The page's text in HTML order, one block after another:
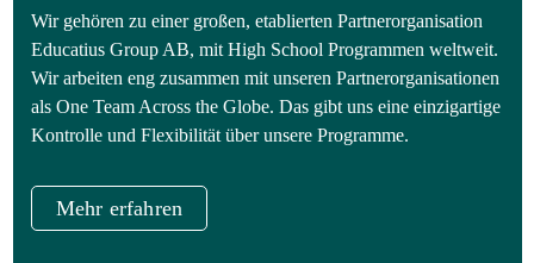
Wir gehören zu einer großen, etablierten Partnerorganisation
Educatius Group AB, mit High School Programmen weltweit.
Wir arbeiten eng zusammen mit unseren Partnerorganisationen
als One Team Across the Globe. Das gibt uns eine einzigartige
Kontrolle und Flexibilität über unsere Programme.
Mehr erfahren